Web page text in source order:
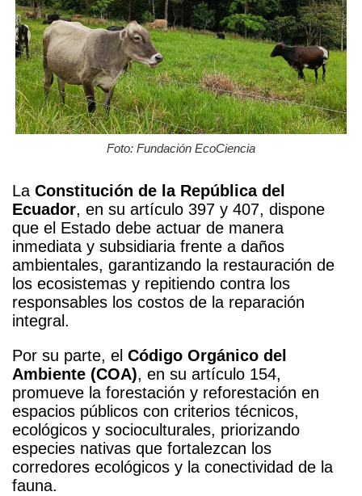
Foto: Fundación EcoCiencia
La Constitución de la República del
Ecuador, en su artículo 397 y 407, dispone
que el Estado debe actuar de manera
inmediata y subsidiaria frente a daños
ambientales, garantizando la restauración de
los ecosistemas y repitiendo contra los
responsables los costos de la reparación
integral.
Por su parte, el Código Orgánico del
Ambiente (COA), en su artículo 154,
promueve la forestación y reforestación en
espacios públicos con criterios técnicos,
ecológicos y socioculturales, priorizando
especies nativas que fortalezcan los
corredores ecológicos y la conectividad de la
fauna.